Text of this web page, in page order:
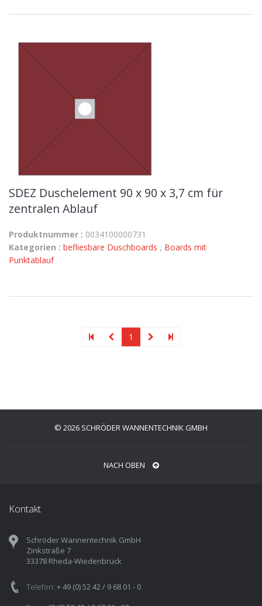
SDEZ Duschelement 90 x 90 x 3,7 cm für
zentralen Ablauf
Produktnummer : 0034100000731
Kategorien : befliesbare Duschboards , Boards mit
Punktablauf
1
© 2026 SCHRÖDER WANNENTECHNIK GMBH
NACH OBEN
Kontakt
Schröder Wannentechnik GmbH
Zinkstraße 7
33378 Rheda-Wiedenbrück
Telefon: + 49 (0) 52 42 / 9 68 01 - 0